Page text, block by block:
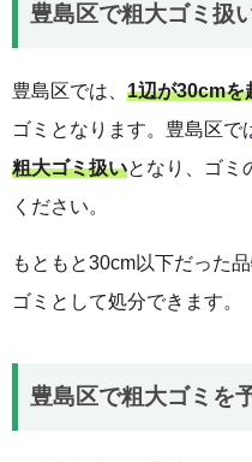
豊島区で粗大ゴミ扱
豊島区では、 1辺が30cmを
ゴミとなります。豊島区で
粗大ゴミ扱いとなり、ゴミ
ください。
もともと30cm以下だった
ゴミとして処分できます。
豊島区で粗大ゴミを